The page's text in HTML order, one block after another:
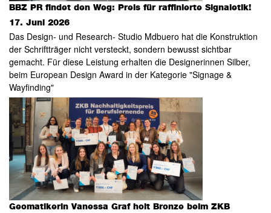
BBZ PR findet den Weg: Preis für raffinierte Signaletik!
17. Juni 2026
Das Design- und Research- Studio Mdbuero hat die Konstruktion
der Schriftträger nicht versteckt, sondern bewusst sichtbar
gemacht. Für diese Leistung erhalten die Designerinnen Silber,
beim European Design Award in der Kategorie "Signage &
Wayfinding"
Geomatikerin Vanessa Graf holt Bronze beim ZKB